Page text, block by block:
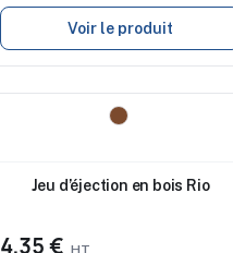
Voir le produit
Jeu d’éjection en bois Rio
4,35 €